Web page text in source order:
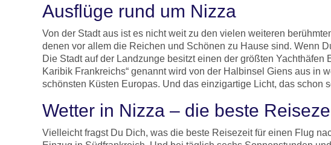
Ausflüge rund um Nizza
Von der Stadt aus ist es nicht weit zu den vielen weiteren
denen vor allem die Reichen und Schönen zu Hause sind. Wenn
Die Stadt auf der Landzunge besitzt einen der größten
Karibik Frankreichs“ genannt wird von der Halbinsel Giens aus in
schönsten Küsten Europas. Und das einzigartige Licht, das schon
Wetter in Nizza – die beste
Vielleicht fragst Du Dich, was die beste Reisezeit für einen Flug